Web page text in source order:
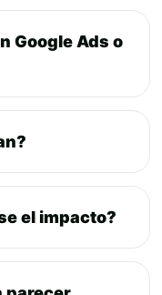
Google Ads o
el impacto?